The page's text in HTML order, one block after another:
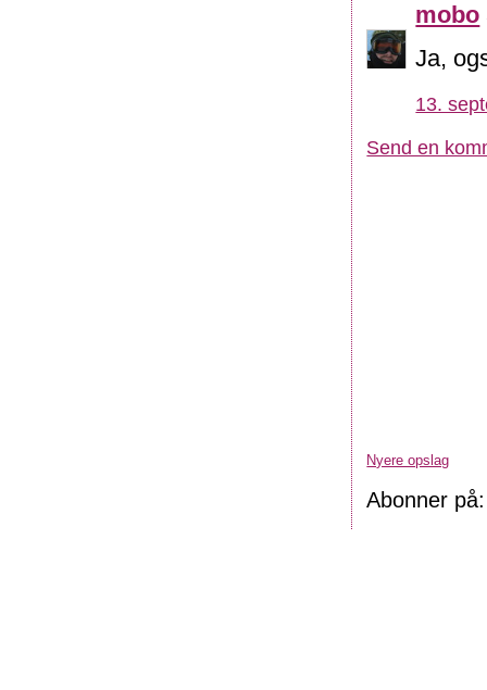
mobo
Ja,
13.
Send en
Nyere opslag
Abonner